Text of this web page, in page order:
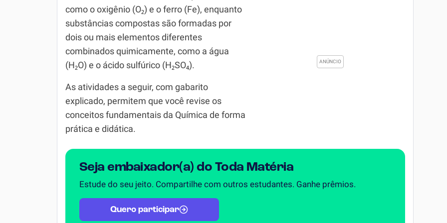
Física
Química
Todos os Exercícios
como o oxigênio (O₂) e o ferro (Fe), enquanto
substâncias compostas são formadas por
dois ou mais elementos diferentes
combinados quimicamente, como a água
(H₂O) e o ácido sulfúrico (H₂SO₄).
As atividades a seguir, com gabarito
explicado, permitem que você revise os
conceitos fundamentais da Química de forma
prática e didática.
Seja embaixador(a) do Toda Matéria
Estude do seu jeito. Compartilhe com outros estudantes. Ganhe prêmios.
Quero participar